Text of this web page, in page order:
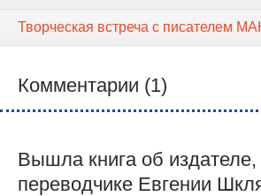
Творческая встреча с писателем
Комментарии (1)
Вышла книга об издателе,
переводчике Евгении